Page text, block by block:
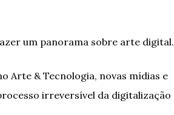
um panorama sobre arte digital.
Arte & Tecnologia, novas mídias e
irreversível da digitalização